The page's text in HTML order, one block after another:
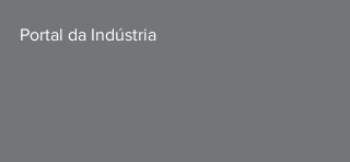
Portal da Indústria